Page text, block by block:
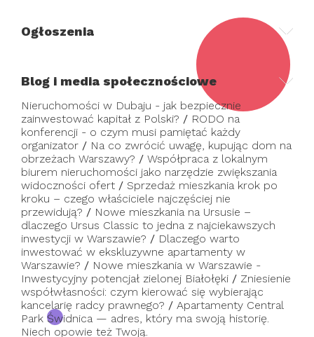
Ogłoszenia
Blog i media społecznościowe
Nieruchomości w Dubaju - jak bezpiecznie
zainwestować kapitał z Polski? / RODO na
konferencji - o czym musi pamiętać każdy
organizator / Na co zwrócić uwagę, kupując dom na
obrzeżach Warszawy? / Współpraca z lokalnym
biurem nieruchomości jako narzędzie zwiększania
widoczności ofert / Sprzedaż mieszkania krok po
kroku – czego właściciele najczęściej nie
przewidują? / Nowe mieszkania na Ursusie –
dlaczego Ursus Classic to jedna z najciekawszych
inwestycji w Warszawie? / Dlaczego warto
inwestować w ekskluzywne apartamenty w
Warszawie? / Nowe mieszkania w Warszawie -
Inwestycyjny potencjał zielonej Białołęki / Zniesienie
współwłasności: czym kierować się wybierając
kancelarię radcy prawnego? / Apartamenty Central
Park Świdnica — adres, który ma swoją historię.
Niech opowie też Twoją.